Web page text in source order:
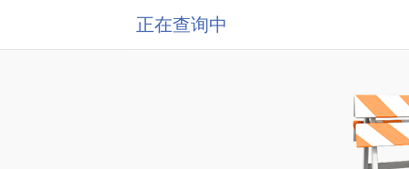
正在查询中